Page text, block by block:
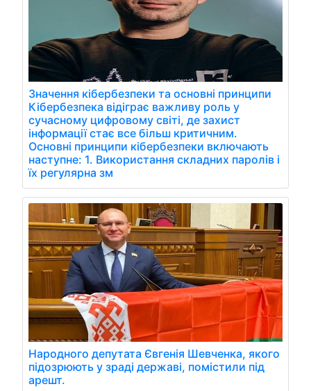
Значення кібербезпеки та основні принципи
Кібербезпека відіграє важливу роль у
сучасному цифровому світі, де захист
інформації стає все більш критичним.
Основні принципи кібербезпеки включають
наступне: 1. Використання складних паролів і
їх регулярна зм
Народного депутата Євгенія Шевченка, якого
підозрюють у зраді державі, помістили під
арешт.